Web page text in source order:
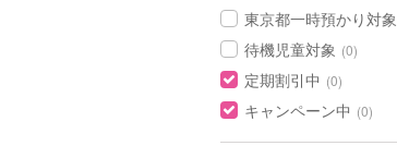
東京都一時預かり対象
待機児童対象 (0)
定期割引中 (0)
キャンペーン中 (0)